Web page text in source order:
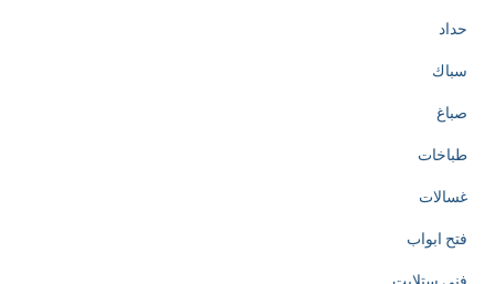
حداد
سباك
صباغ
طباخات
غسالات
فتح ابواب
فني ستلايت